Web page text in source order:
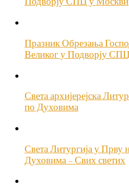
Празник Обрезања
Великог у Подворју
Света архијерејска
по Духовима
Света Литургија у Прву
Духовима – Свих светих